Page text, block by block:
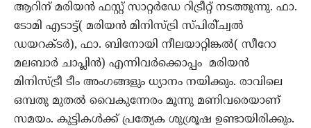
ആറിന് മരിയന്‍ ഫസ്റ്റ് സാറ്റര്‍ഡേ റിട്രീറ്റ് നടത്തുന്നു. ഫാ.
ടോമി എടാട്ട്( മരിയന്‍ മിനിസ്ട്രി സ്പിരി്ച്വല്‍
ഡയറക്ടര്‍), ഫാ. ബിനോയി നീലയാറ്റിങ്കല്‍( സീറോ
മലബാര്‍ ചാപ്ലിന്‍) എന്നിവര്‍ക്കൊപ്പം മരിയന്‍
മിനിസ്ട്രീ ടീം അംഗങ്ങളും ധ്യാനം നയിക്കും. രാവിലെ
ഒമ്പതു മുതല്‍ വൈകുന്നേരം മൂന്നു മണിവരെയാണ്
സമയം. കുട്ടികള്‍ക്ക് പ്രത്യേക ശുശ്രൂഷ ഉണ്ടായിരിക്കും.